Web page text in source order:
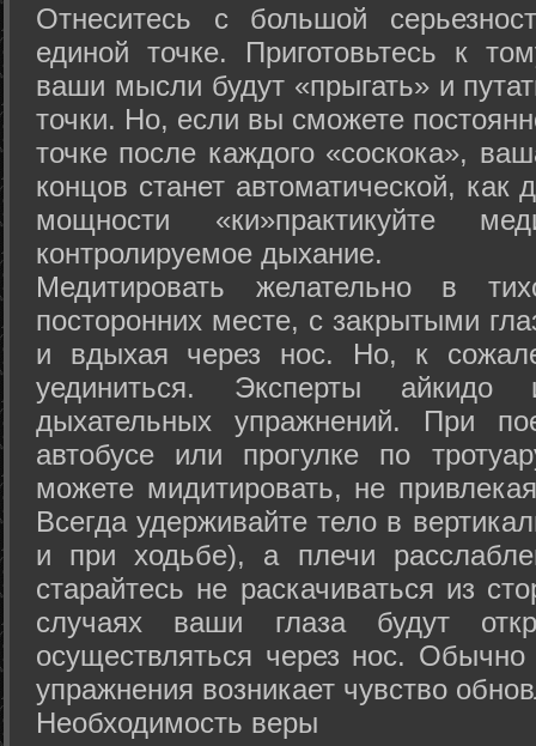
Отнеситесь с большой
единой точке. Приготовьтесь к
ваши мысли будут «прыгать» и
точки. Но, если вы сможете
точке после каждого «соскока»,
концов станет автоматической,
мощности «ки»практикуйте
контролируемое дыхание.
Медитировать желательно в
посторонних месте, с закрытыми
и вдыхая через нос. Но, к
уединиться. Эксперты айкидо
дыхательных упражнений. При
автобусе или прогулке по
можете мидитировать, не
Всегда удерживайте тело в
и при ходьбе), а плечи
старайтесь не раскачиваться из
случаях ваши глаза будут
осуществляться через нос. Обычно
упражнения возникает чувство
Необходимость веры